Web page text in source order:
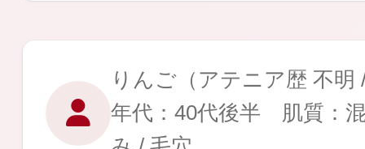
りんご （アテニア歴 不
年代：40代後半 肌質：